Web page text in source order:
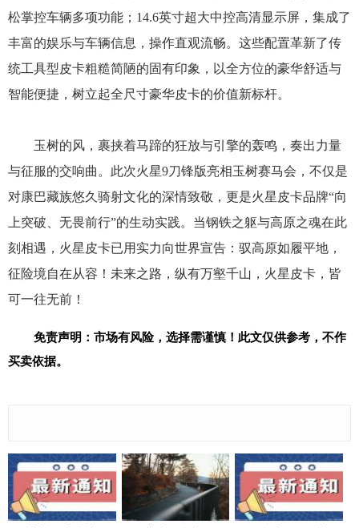
松掌控车辆多项功能；14.6英寸超大中控高清显示屏，集成了
丰富的娱乐与车辆信息，操作直观流畅。这些配置革新了传
统工具型皮卡粗糙简陋的固有印象，以全方位的豪华舒适与
智能便捷，树立起全尺寸豪华皮卡的价值新标杆。
玉树的风，裹挟着马蹄的狂放与引擎的轰鸣，奏出力量
与征服的交响曲。此次火星9刀锋版亮相玉树赛马会，不仅是
对康巴藏族悠久骑射文化的深情致敬，更是火星皮卡品牌“向
上突破、无畏前行”的生动实践。当钢铁之躯与高原之魂在此
刻相遇，火星皮卡已用实力向世界宣告：驭高原如履平地，
征险境自在从容！未来之路，纵有万壑千山，火星皮卡，皆
可一往无前！
免责声明：市场有风险，选择需谨慎！此文仅供参考，不作
买卖依据。